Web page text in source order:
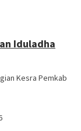
Iduladha
Kesra Pemkab